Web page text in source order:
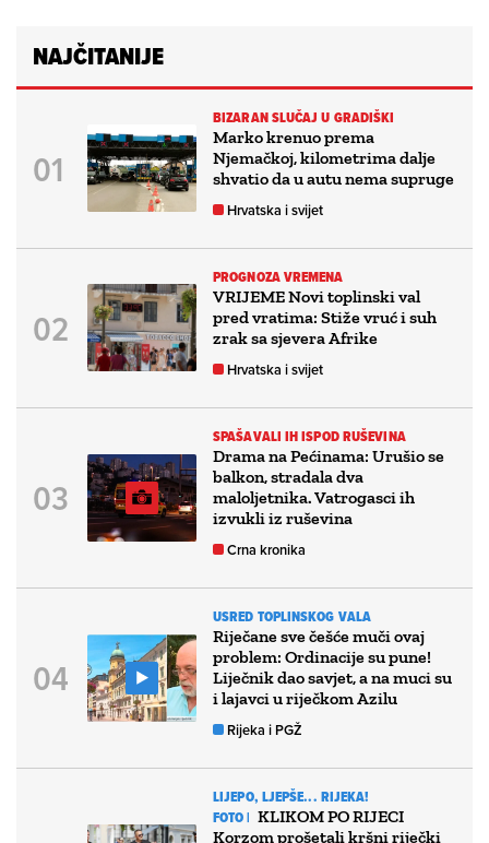
NAJČITANIJE
BIZARAN SLUČAJ U GRADIŠKI
Marko krenuo prema
Njemačkoj, kilometrima dalje
shvatio da u autu nema supruge
Hrvatska i svijet
PROGNOZA VREMENA
VRIJEME Novi toplinski val
pred vratima: Stiže vruć i suh
zrak sa sjevera Afrike
Hrvatska i svijet
SPAŠAVALI IH ISPOD RUŠEVINA
Drama na Pećinama: Urušio se
balkon, stradala dva
maloljetnika. Vatrogasci ih
izvukli iz ruševina
Crna kronika
USRED TOPLINSKOG VALA
Riječane sve češće muči ovaj
problem: Ordinacije su pune!
Liječnik dao savjet, a na muci su
i lajavci u riječkom Azilu
Rijeka i PGŽ
LIJEPO, LJEPŠE... RIJEKA!
FOTO | KLIKOM PO RIJECI
Korzom prošetali kršni riječki